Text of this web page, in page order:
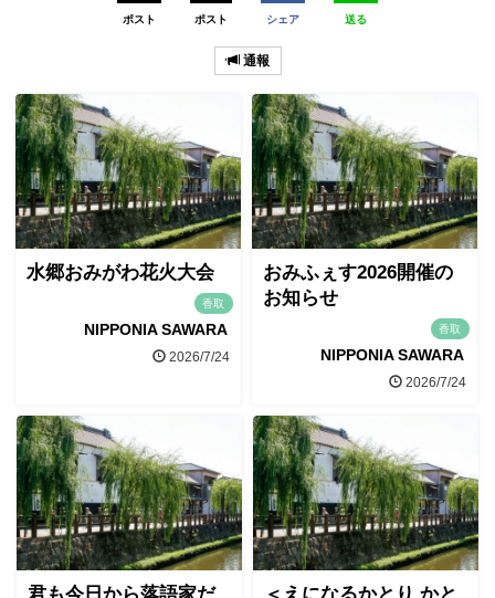
ポスト ポスト シェア 送る
通報
水郷おみがわ花火大会
香取
NIPPONIA SAWARA
2026/7/24
おみふぇす2026開催の
お知らせ
香取
NIPPONIA SAWARA
2026/7/24
君も今日から落語家だ ＜えになるかとり かと